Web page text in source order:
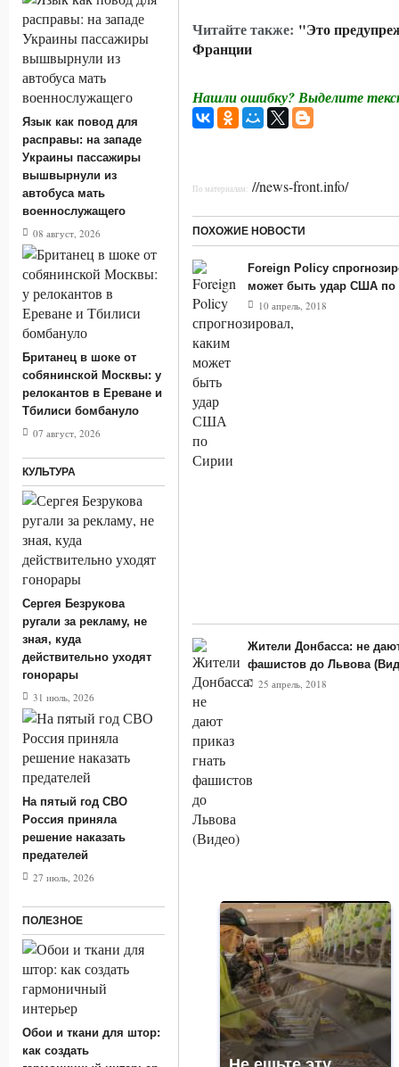
Читайте также: "Это
Франции
Нашли ошибку? Выделите
По материалам: //news-front.info/
ПОХОЖИЕ НОВОСТИ
Foreign Policy
может быть удар США по
10 апрель, 2018
Жители Донбасса: не
фашистов до Львова
25 апрель, 2018
Язык как повод для
расправы: на западе
Украины пассажиры
вышвырнули из
автобуса мать
военнослужащего
08 август, 2026
Британец в шоке от
собянинской Москвы: у
релокантов в Ереване и
Тбилиси бомбануло
07 август, 2026
КУЛЬТУРА
Сергея Безрукова
ругали за рекламу, не
зная, куда
действительно уходят
гонорары
31 июль, 2026
На пятый год СВО
Россия приняла
решение наказать
предателей
27 июль, 2026
ПОЛЕЗНОЕ
Обои и ткани для штор:
как создать